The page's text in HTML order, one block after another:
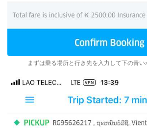
まずは乗る場所と行き先を入力して下の青い